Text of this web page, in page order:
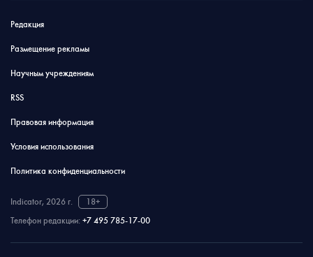
Редакция
Размещение рекламы
Научным учреждениям
RSS
Правовая информация
Условия использования
Политика конфиденциальности
Indicator, 2026 г.
18+
Телефон редакции: +7 495 785-17-00